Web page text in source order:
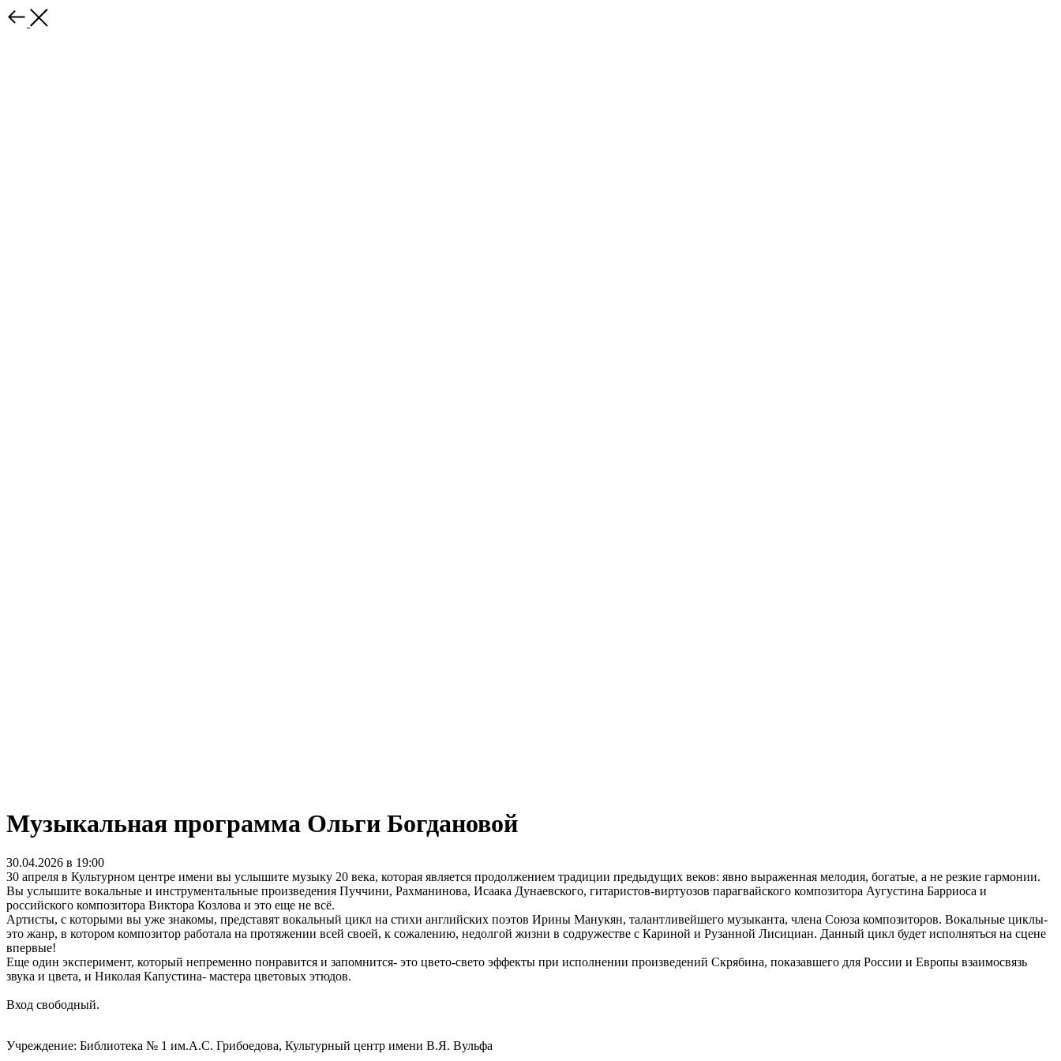
Музыкальная программа Ольги Богдановой
30.04.2026 в 19:00
30 апреля в Культурном центре имени вы услышите музыку 20 века, которая является продолжением традиции предыдущих веков: явно выраженная мелодия, богатые, а не резкие гармонии.
Вы услышите вокальные и инструментальные произведения Пуччини, Рахманинова, Исаака Дунаевского, гитаристов-виртуозов парагвайского композитора Аугустина Барриоса и
российского композитора Виктора Козлова и это еще не всё.
Артисты, с которыми вы уже знакомы, представят вокальный цикл на стихи английских поэтов Ирины Манукян, талантливейшего музыканта, члена Союза композиторов. Вокальные циклы-
это жанр, в котором композитор работала на протяжении всей своей, к сожалению, недолгой жизни в содружестве с Кариной и Рузанной Лисициан. Данный цикл будет исполняться на сцене
впервые!
Еще один эксперимент, который непременно понравится и запомнится- это цвето-свето эффекты при исполнении произведений Скрябина, показавшего для России и Европы взаимосвязь
звука и цвета, и Николая Капустина- мастера цветовых этюдов.
Вход свободный.
Учреждение: Библиотека № 1 им.А.С. Грибоедова, Культурный центр имени В.Я. Вульфа